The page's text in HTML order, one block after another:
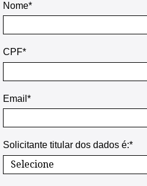
Nome*
CPF*
Email*
Solicitante titular dos dados é:*